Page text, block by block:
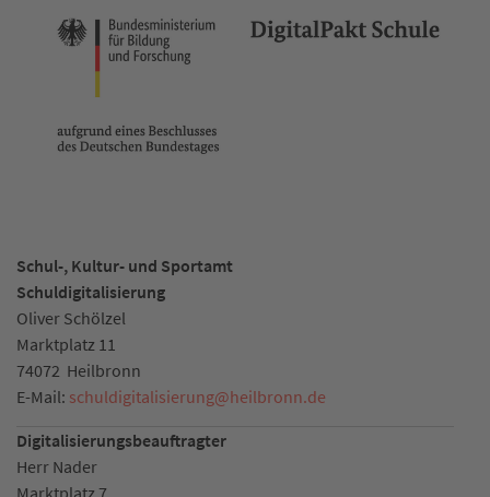
Schul-, Kultur- und Sportamt
Schuldigitalisierung
Oliver Schölzel
Marktplatz 11
74072 Heilbronn
E-Mail: schuldigitalisierung@heilbronn.de
Digitalisierungsbeauftragter
Herr Nader
Marktplatz 7